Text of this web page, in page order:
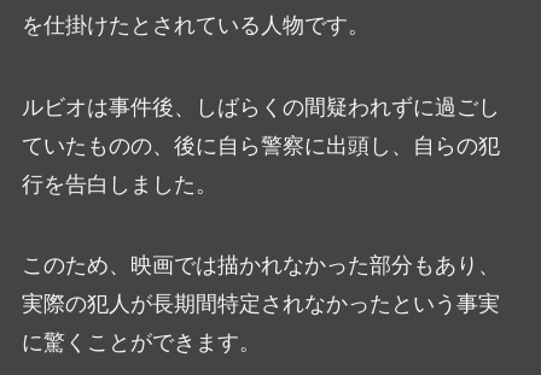
を仕掛けたとされている人物です。
ルビオは事件後、しばらくの間疑われずに過ごし
ていたものの、後に自ら警察に出頭し、自らの犯
行を告白しました。
このため、映画では描かれなかった部分もあり、
実際の犯人が長期間特定されなかったという事実
に驚くことができます。